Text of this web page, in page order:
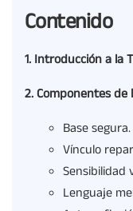
Contenido
1. Introducción a la
2. Componentes de
Base segura.
Vínculo
Sensibilidad
Lenguaje